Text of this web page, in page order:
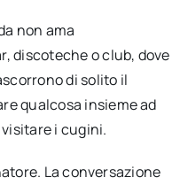
non ama
discoteche o club, dove
di solito il
qualcosa insieme ad
i cugini.
La conversazione